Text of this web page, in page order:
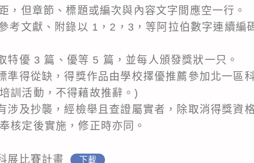
，但章節、標題或編次與內容文字間應空一行。
考文獻、附錄以 1，2，3，等阿拉伯數字連續編
特優 3 篇、優等 5 篇，並每人頒發獎狀一只。
準得從缺，得獎作品由學校擇優推薦參加北一區
訓活動，不得藉故推辭。)
涉及抄襲，經檢舉且查證屬實者，除取消得獎資
核定後實施，修正時亦同。
展比賽計畫 下載